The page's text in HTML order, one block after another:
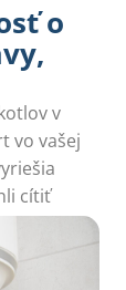
o
v
vo vašej
cítiť